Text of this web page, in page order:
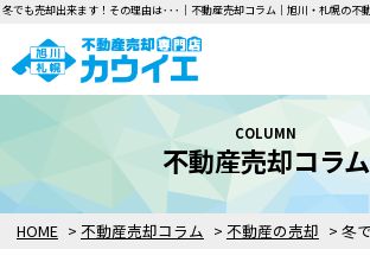
HOME > 不動産売却コラム > 不動産の売却 >
COLUMN
不動産売却コラム